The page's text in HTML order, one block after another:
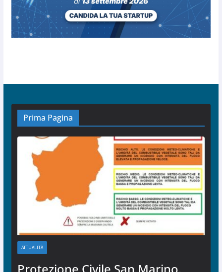
Prima Pagina
ATTUALITÀ
Protezione Civile San Marino.